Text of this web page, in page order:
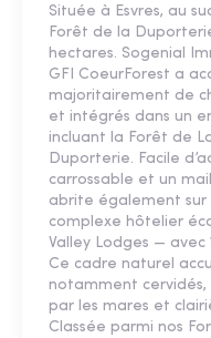
Située à Esvres, au
Forêt de la
hectares. Sogenial
GFI CoeurForest a
majoritairement de
et intégrés dans un
incluant la Forêt de
Duporterie. Facile
carrossable et un
abrite également sur
complexe hôtelier
Valley Lodges — avec
Ce cadre naturel
notamment
par les mares et
Classée parmi nos